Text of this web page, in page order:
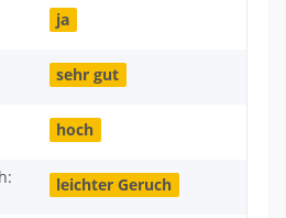
ja
sehr gut
hoch
leichter Geruch